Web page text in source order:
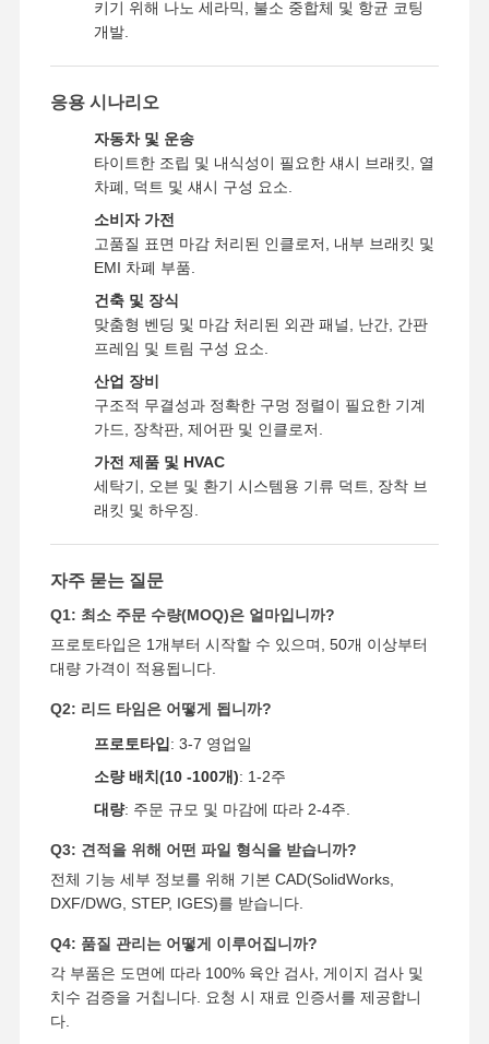
키기 위해 나노 세라믹, 불소 중합체 및 항균 코팅
개발.
응용 시나리오
자동차 및 운송
타이트한 조립 및 내식성이 필요한 섀시 브래킷, 열
차폐, 덕트 및 섀시 구성 요소.
소비자 가전
고품질 표면 마감 처리된 인클로저, 내부 브래킷 및
EMI 차폐 부품.
건축 및 장식
맞춤형 벤딩 및 마감 처리된 외관 패널, 난간, 간판
프레임 및 트림 구성 요소.
산업 장비
구조적 무결성과 정확한 구멍 정렬이 필요한 기계
가드, 장착판, 제어판 및 인클로저.
가전 제품 및 HVAC
세탁기, 오븐 및 환기 시스템용 기류 덕트, 장착 브
래킷 및 하우징.
자주 묻는 질문
Q1: 최소 주문 수량(MOQ)은 얼마입니까?
프로토타입은 1개부터 시작할 수 있으며, 50개 이상부터
대량 가격이 적용됩니다.
Q2: 리드 타임은 어떻게 됩니까?
프로토타입 : 3-7 영업일
소량 배치(10 -100개): 1-2주
대량: 주문 규모 및 마감에 따라 2-4주.
Q3: 견적을 위해 어떤 파일 형식을 받습니까?
전체 기능 세부 정보를 위해 기본 CAD(SolidWorks,
DXF/DWG, STEP, IGES)를 받습니다.
Q4: 품질 관리는 어떻게 이루어집니까?
각 부품은 도면에 따라 100% 육안 검사, 게이지 검사 및
치수 검증을 거칩니다. 요청 시 재료 인증서를 제공합니
다.